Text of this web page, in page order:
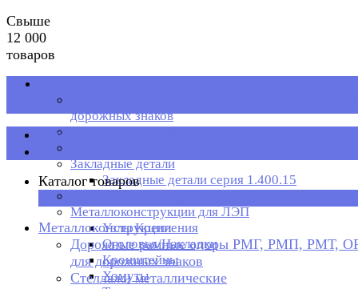
Свыше
12 000
товаров
дорожных знаков
Стеллажи металлические
Закладные детали
Закладные детали серия 1.400.15
Металлоконструкции для ЛЭП
Узлы Крепления
Оголовья/Накладки
Кронштейны
Хомуты
Каталог товаров
Каталог товаров
Металлоконструкции
Дорожные рамные опоры РМГ, РМП, РМТ,
для дорожных знаков
Стеллажи металлические